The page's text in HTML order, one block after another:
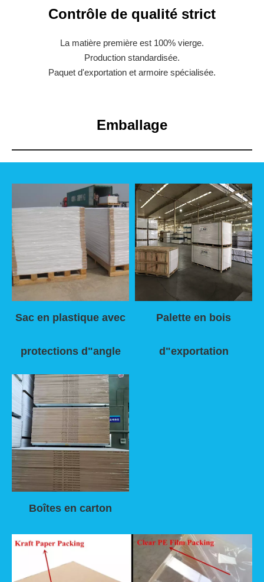
Contrôle de qualité strict
La matière première est 100% vierge.
Production standardisée.
Paquet d'exportation et armoire spécialisée.
Emballage
Sac en plastique avec
protections d"angle
Palette en bois
d"exportation
Boîtes en carton